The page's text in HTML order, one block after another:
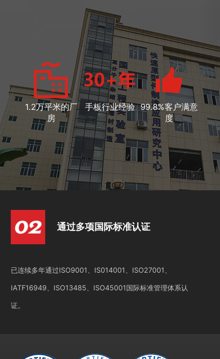
1.2万平米的厂
房
手板行业经验 99.8%客户满意
度
通过多项国际标准认证
已连续多年通过ISO9001、IS014001、ISO27001、
IATF16949、ISO13485、ISO45001国际标准管理体系认
证。